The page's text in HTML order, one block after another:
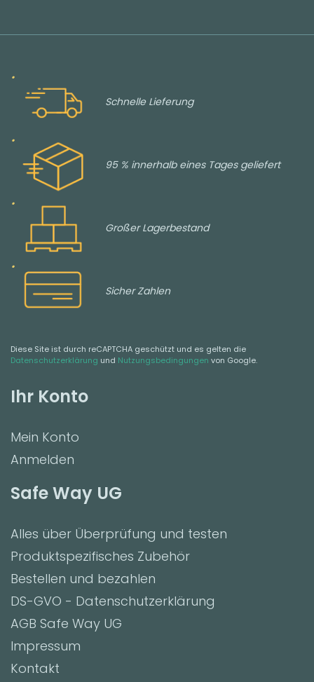
Schnelle Lieferung
95 % innerhalb eines Tages geliefert
Großer Lagerbestand
Sicher Zahlen
Diese Site ist durch reCAPTCHA geschützt und es gelten die
Datenschutzerklärung und Nutzungsbedingungen von Google.
Safe Way UG
Alles über Überprüfung und testen
Produktspezifisches Zubehör
Bestellen und bezahlen
DS-GVO - Datenschutzerklärung
AGB Safe Way UG
Impressum
Kontakt
Ihr Konto
Mein Konto
Anmelden